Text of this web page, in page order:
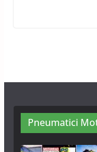
Pneumatici